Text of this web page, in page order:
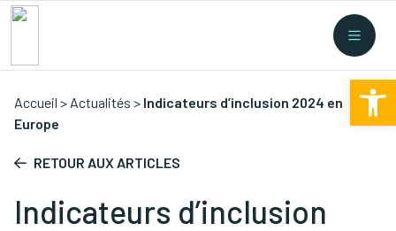
Collectes Nouvelles législations/
Accueil > Actualités > Indicateurs d’inclusion 2024 en
Europe
RETOUR AUX ARTICLES
Indicateurs d’inclusion